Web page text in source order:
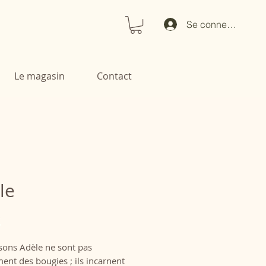
Se connecter
Le magasin Contact
Adèle ne sont pas
des bougies ; ils incarnent